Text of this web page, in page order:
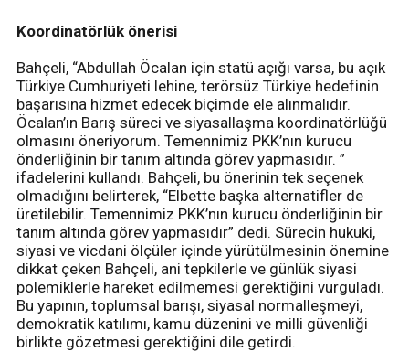
Koordinatörlük önerisi
Bahçeli, “Abdullah Öcalan için statü açığı varsa, bu açık
Türkiye Cumhuriyeti lehine, terörsüz Türkiye hedefinin
başarısına hizmet edecek biçimde ele alınmalıdır.
Öcalan’ın Barış süreci ve siyasallaşma koordinatörlüğü
olmasını öneriyorum. Temennimiz PKK’nın kurucu
önderliğinin bir tanım altında görev yapmasıdır. ”
ifadelerini kullandı. Bahçeli, bu önerinin tek seçenek
olmadığını belirterek, “Elbette başka alternatifler de
üretilebilir. Temennimiz PKK’nın kurucu önderliğinin bir
tanım altında görev yapmasıdır” dedi. Sürecin hukuki,
siyasi ve vicdani ölçüler içinde yürütülmesinin önemine
dikkat çeken Bahçeli, ani tepkilerle ve günlük siyasi
polemiklerle hareket edilmemesi gerektiğini vurguladı.
Bu yapının, toplumsal barışı, siyasal normalleşmeyi,
demokratik katılımı, kamu düzenini ve milli güvenliği
birlikte gözetmesi gerektiğini dile getirdi.